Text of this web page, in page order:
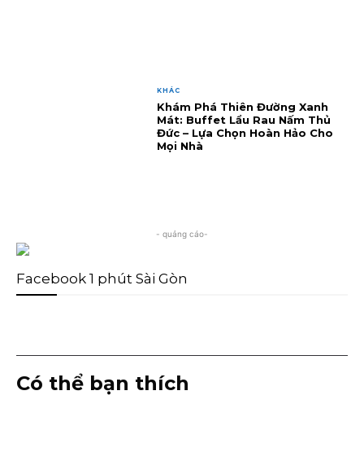
KHÁC
Khám Phá Thiên Đường Xanh
Mát: Buffet Lẩu Rau Nấm Thủ
Đức – Lựa Chọn Hoàn Hảo Cho
Mọi Nhà
- quảng cáo-
Facebook 1 phút Sài Gòn
Có thể bạn thích